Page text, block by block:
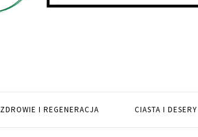
ZDROWIE I REGENERACJA CIASTA I DESERY